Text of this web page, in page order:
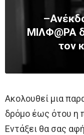
ΜlΛΦ@PA
τον
Ακολουθεί μια
δρόμο έως ότου η
Εντάξει θα σας